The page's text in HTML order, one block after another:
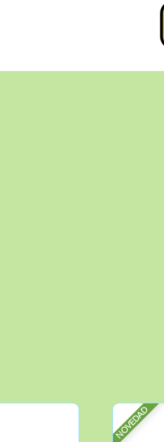
NOVEDAD